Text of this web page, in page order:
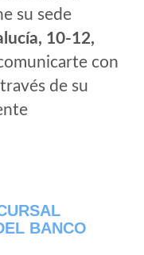
su sede
10-12,
con
de su
BANCO